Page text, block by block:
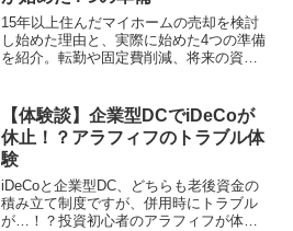
15年以上住んだマイホームの売却を検討
し始めた理由と、実際に始めた4つの準備
を紹介。転勤や固定費削減、将来の資産
【体験談】企業型DCでiDeCoが
休止！？アラフィフのトラブル体
験
iDeCoと企業型DC、どちらも老後資金の
積み立て制度ですが、併用時にトラブル
が…！？投資初心者のアラフィフが体験